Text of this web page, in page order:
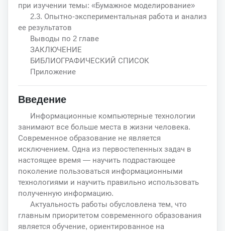
при изучении темы: «Бумажное моделирование»
2.3. Опытно-экспериментальная работа и анализ
ее результатов
Выводы по 2 главе
ЗАКЛЮЧЕНИЕ
БИБЛИОГРАФИЧЕСКИЙ СПИСОК
Приложение
Введение
Информационные компьютерные технологии
занимают все больше места в жизни человека.
Современное образование не является
исключением. Одна из первостепенных задач в
настоящее время — научить подрастающее
поколение пользоваться информационными
технологиями и научить правильно использовать
полученную информацию.
Актуальность работы обусловлена тем, что
главным приоритетом современного образования
является обучение, ориентированное на